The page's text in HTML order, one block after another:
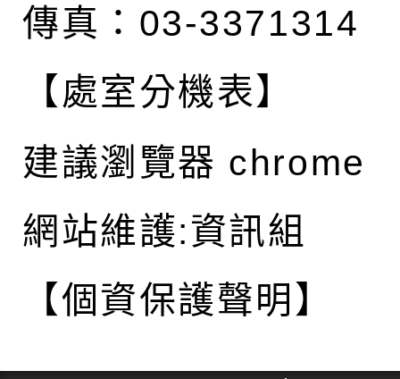
傳真：03-3371314
【處室分機表】
建議瀏覽器 chrome
網站維護:資訊組
【個資保護聲明】